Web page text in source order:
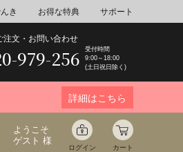
き お得な特典 サポート
注文・お問い合わせ
979-256
受付時間
9:00～18:00
(土日祝日除く)
詳細はこちら
ようこそ
ゲスト 様
ログイン カート